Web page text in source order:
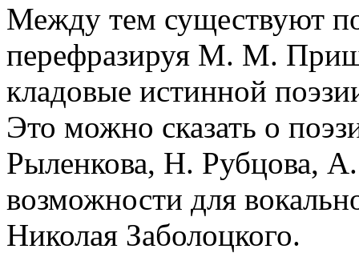
Между тем существуют
перефразируя М. М.
кладовые истинной
Это можно сказать о
Рыленкова, Н. Рубцова,
возможности для
Николая Заболоцкого.